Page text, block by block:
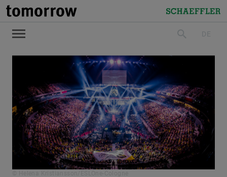
tomorrow
Schaeffler
suchenDE